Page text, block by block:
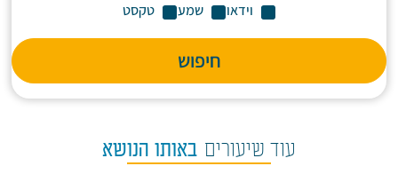
וידאו שמע טקסט
חיפוש
עוד שיעורים באותו הנושא